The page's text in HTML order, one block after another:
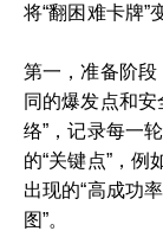
将“翻困难卡牌”
第一，准备阶
同的爆发点和
络”，记录每一
的“关键点”，
出现的“高成功
图”。